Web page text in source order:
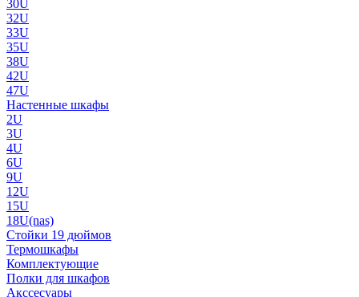
30U
32U
33U
35U
38U
42U
47U
Настенные шкафы
2U
3U
4U
6U
9U
12U
15U
18U(nas)
Стойки 19 дюймов
Термошкафы
Комплектующие
Полки для шкафов
Акссесуары